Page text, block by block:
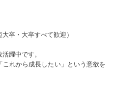
卒・大卒すべて歓迎）
躍中です。
れから成長したい」という意欲を